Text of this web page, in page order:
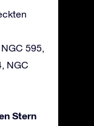
595,
NGC
Stern